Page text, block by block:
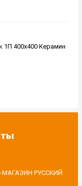
МАГАЗИН РУССКИЙ
400x400 Керамин